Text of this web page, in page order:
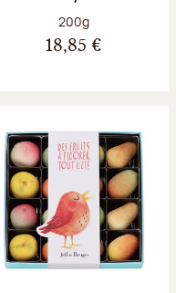
Poids net :
200g
18,85 €